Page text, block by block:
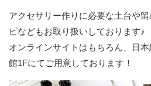
アクセサリー作りに必要な土台や
ピなどもお取り扱いしております♪
オンラインサイトはもちろん、日
館1Fにてご用意しております！